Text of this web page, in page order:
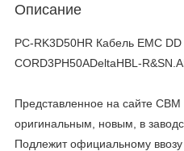
Описание
PC-RK3D50HR Кабель EMC DD
CORD3PH50ADeltaHBL-
Представленное на сайте
оригинальным, новым, в
Подлежит официальному